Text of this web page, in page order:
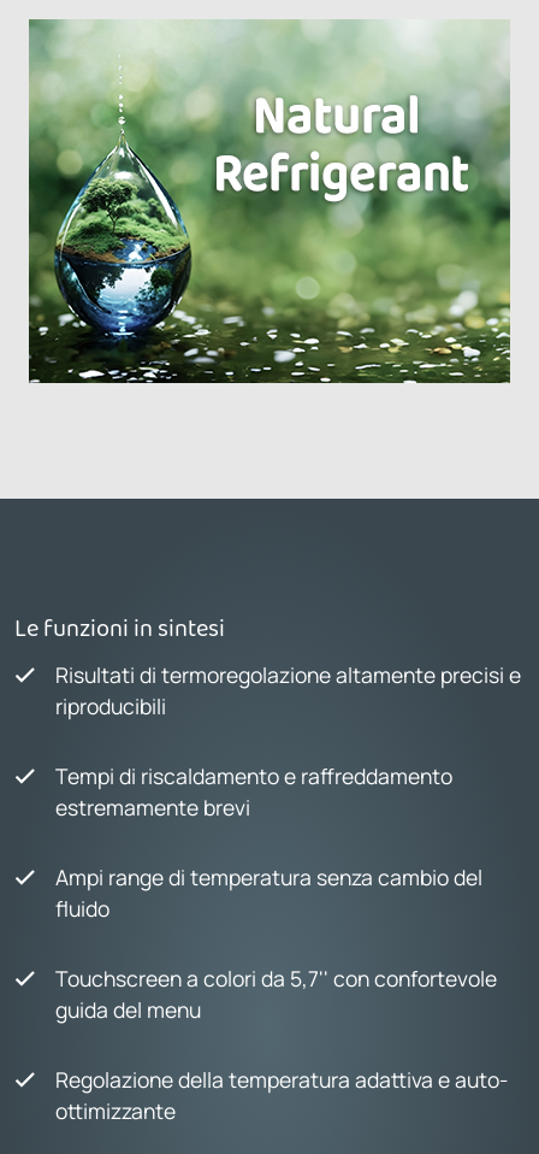
Le funzioni in sintesi
Risultati di termoregolazione altamente precisi e
riproducibili
Tempi di riscaldamento e raffreddamento
estremamente brevi
Ampi range di temperatura senza cambio del
fluido
Touchscreen a colori da 5,7'' con confortevole
guida del menu
Regolazione della temperatura adattiva e auto-
ottimizzante